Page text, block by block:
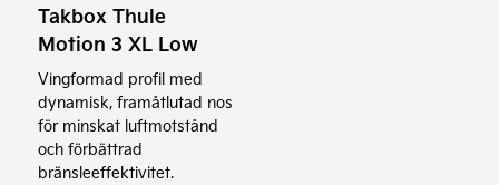
Takbox Thule
Motion 3 XL Low
Vingformad profil med
dynamisk, framåtlutad nos
för minskat luftmotstånd
och förbättrad
bränsleeffektivitet.
väljas
på
produktsidan